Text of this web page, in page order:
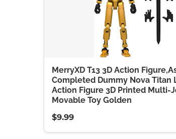
MerryXD T13 3D Action
Completed Dummy Nova Titan
Action Figure 3D Printed Multi-
Movable Toy Golden
$9.99